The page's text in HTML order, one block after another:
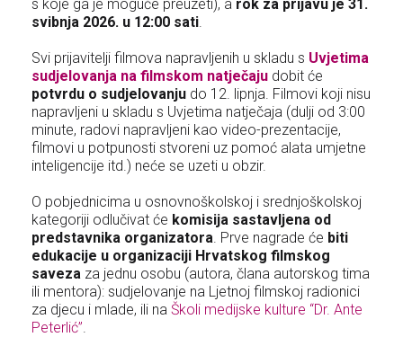
s koje ga je moguće preuzeti), a rok za prijavu je 31.
svibnja 2026. u 12:00 sati.
Svi prijavitelji filmova napravljenih u skladu s Uvjetima
sudjelovanja na filmskom natječaju dobit će
potvrdu o sudjelovanju do 12. lipnja. Filmovi koji nisu
napravljeni u skladu s Uvjetima natječaja (dulji od 3:00
minute, radovi napravljeni kao video-prezentacije,
filmovi u potpunosti stvoreni uz pomoć alata umjetne
inteligencije itd.) neće se uzeti u obzir.
O pobjednicima u osnovnoškolskoj i srednjoškolskoj
kategoriji odlučivat će komisija sastavljena od
predstavnika organizatora. Prve nagrade će biti
edukacije u organizaciji Hrvatskog filmskog
saveza za jednu osobu (autora, člana autorskog tima
ili mentora): sudjelovanje na Ljetnoj filmskoj radionici
za djecu i mlade, ili na Školi medijske kulture “Dr. Ante
Peterlić”.